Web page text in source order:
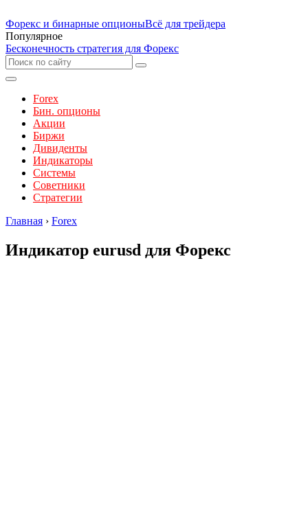
Форекс и бинарные опционыВсё для трейдера
Популярное
Бесконечность стратегия для Форекс
Forex
Бин. опционы
Акции
Биржи
Дивиденты
Индикаторы
Системы
Советники
Стратегии
Главная › Forex
Индикатор eurusd для Форекс